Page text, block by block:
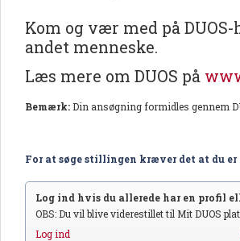
Kom og vær med på
andet menneske.
Læs mere om DUOS på
Bemærk:Din ansøgning formidles gennem
For at søge stillingen kræver det at du er
Log ind hvis du allerede har en profil
OBS: Du vil blive viderestillet til Mit DUOS
Log ind